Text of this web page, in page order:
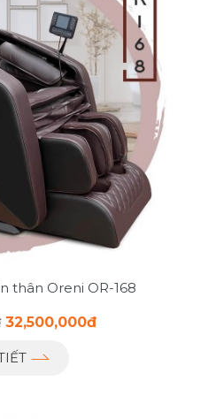
thân Oreni OR-168
32,500,000đ